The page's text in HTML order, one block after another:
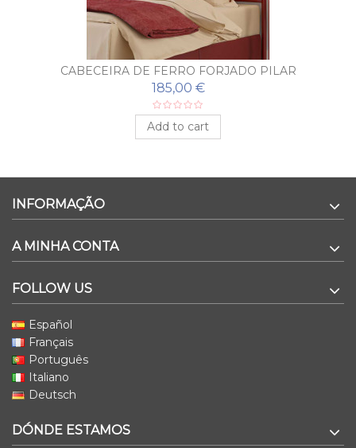
CABECEIRA DE FERRO FORJADO PILAR
185,00 €
Add to cart
INFORMAÇÃO
A MINHA CONTA
FOLLOW US
Español
Français
Português
Italiano
Deutsch
DÓNDE ESTAMOS